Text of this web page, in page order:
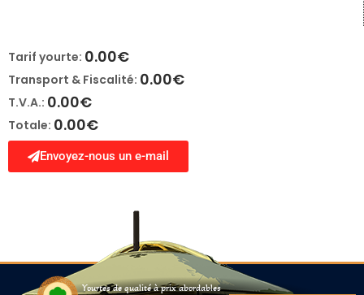
Tarif yourte: 0.00€
Transport & Fiscalité: 0.00€
T.V.A.: 0.00€
Totale: 0.00€
Envoyez-nous un e-mail
Yourtes de qualité à prix abordables